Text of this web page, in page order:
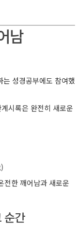
남
성경공부에도 참여했
시록은 완전히 새로운
전한 깨어남과 새로운
순간